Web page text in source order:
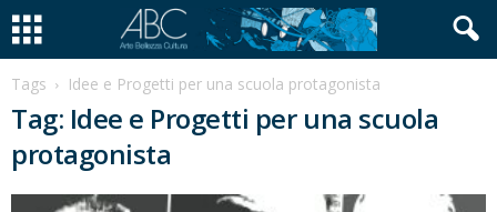
Tags Idee e Progetti per una scuola protagonista
Tag: Idee e Progetti per una scuola
protagonista